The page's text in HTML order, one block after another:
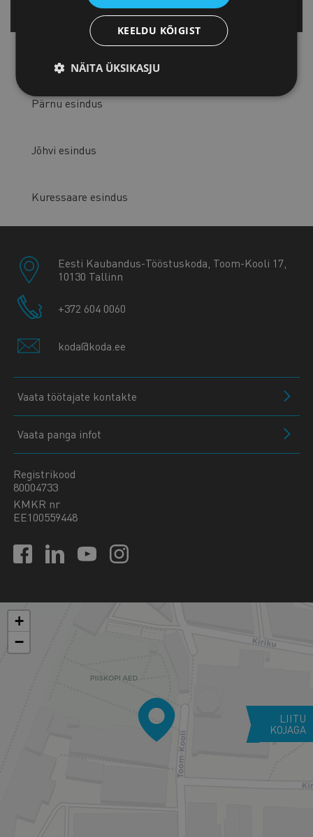
Pärnu esindus
Jõhvi esindus
Kuressaare esindus
Eesti Kaubandus-Tööstuskoda, Toom-Kooli 17,
10130 Tallinn
+372 604 0060
koda@koda.ee
Vaata töötajate kontakte
Vaata panga infot
Registrikood
80004733
KMKR nr
EE100559448
+
−
LIITU
KOJAGA
KEELDU KÕIGIST
NÄITA ÜKSIKASJU